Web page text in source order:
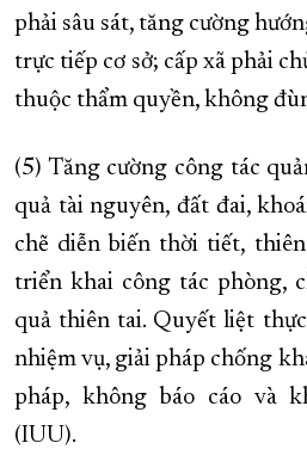
phải sâu sát, tăng cường
trực tiếp cơ sở; cấp xã phải
thuộc thẩm quyền, không
(5) Tăng cường công tác
quả tài nguyên, đất đai,
chẽ diễn biến thời tiết,
triển khai công tác phòng,
quả thiên tai. Quyết liệt
nhiệm vụ, giải pháp chống
pháp, không báo cáo và
(IUU).